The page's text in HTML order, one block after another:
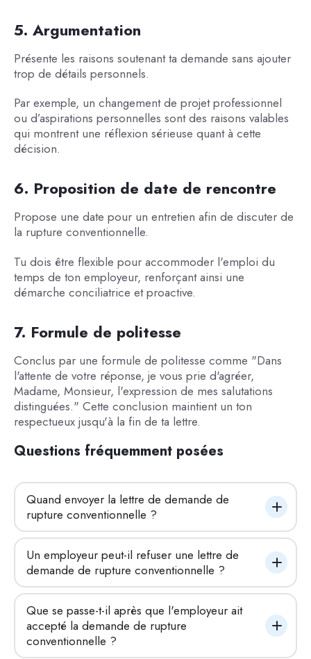
5. Argumentation
Présente les raisons soutenant ta demande sans ajouter
trop de détails personnels.
Par exemple, un changement de projet professionnel
ou d’aspirations personnelles sont des raisons valables
qui montrent une réflexion sérieuse quant à cette
décision.
6. Proposition de date de rencontre
Propose une date pour un entretien afin de discuter de
la rupture conventionnelle.
Tu dois être flexible pour accommoder l'emploi du
temps de ton employeur, renforçant ainsi une
démarche conciliatrice et proactive.
7. Formule de politesse
Conclus par une formule de politesse comme "Dans
l'attente de votre réponse, je vous prie d'agréer,
Madame, Monsieur, l'expression de mes salutations
distinguées." Cette conclusion maintient un ton
respectueux jusqu'à la fin de ta lettre.
Questions fréquemment posées
Quand envoyer la lettre de demande de
rupture conventionnelle ?
Un employeur peut-il refuser une lettre de
demande de rupture conventionnelle ?
Que se passe-t-il après que l'employeur ait
accepté la demande de rupture
conventionnelle ?